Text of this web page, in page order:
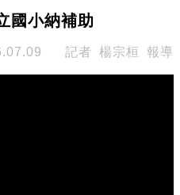
國小納補助
記者 楊宗桓 報導